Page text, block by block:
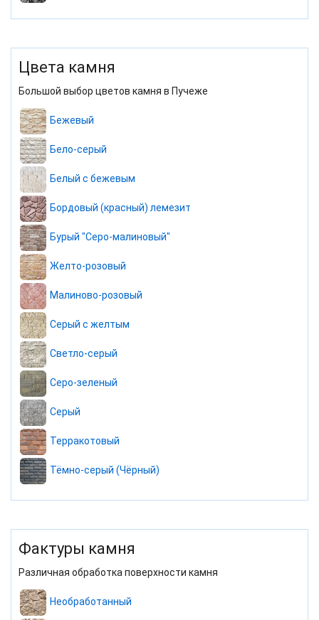
Цвета камня
Большой выбор цветов камня в Пучеже
Бежевый
Бело-серый
Белый с бежевым
Бордовый (красный) лемезит
Бурый "Серо-малиновый"
Желто-розовый
Малиново-розовый
Серый с желтым
Светло-серый
Серо-зеленый
Серый
Терракотовый
Тёмно-серый (Чёрный)
Фактуры камня
Различная обработка поверхности камня
Необработанный